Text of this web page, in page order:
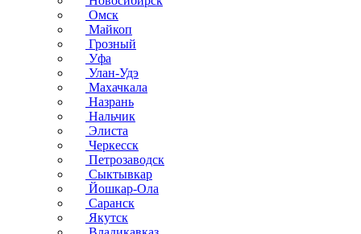
Омск
Майкоп
Грозный
Уфа
Улан-Удэ
Махачкала
Назрань
Нальчик
Элиста
Черкесск
Петрозаводск
Сыктывкар
Йошкар-Ола
Саранск
Якутск